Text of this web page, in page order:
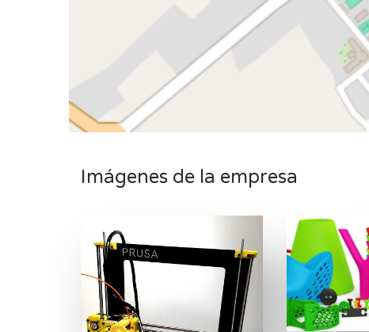
Imágenes de la empresa